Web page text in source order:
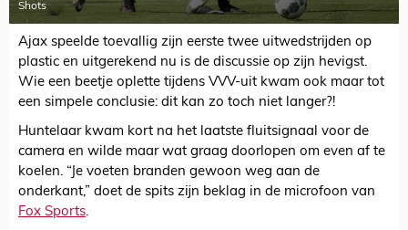
Shots
Ajax speelde toevallig zijn eerste twee uitwedstrijden op
plastic en uitgerekend nu is de discussie op zijn hevigst.
Wie een beetje oplette tijdens VVV-uit kwam ook maar tot
een simpele conclusie: dit kan zo toch niet langer?!
Huntelaar kwam kort na het laatste fluitsignaal voor de
camera en wilde maar wat graag doorlopen om even af te
koelen. “Je voeten branden gewoon weg aan de
onderkant,” doet de spits zijn beklag in de microfoon van
Fox Sports.